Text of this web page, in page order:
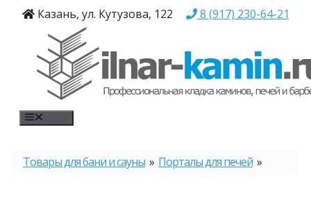
Перейти
содержимому
Казань, ул. Кутузова, 122 8 (917) 230-64-21
Товары для бани и сауны » Порталы для печей »